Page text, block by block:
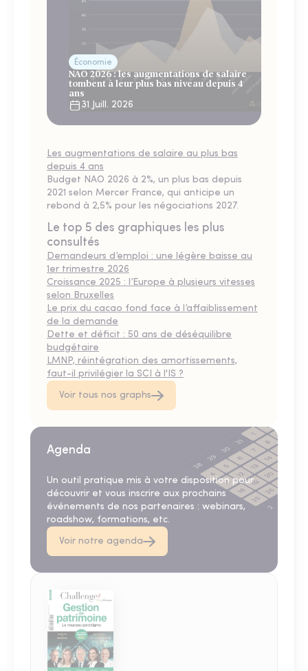
Économie
NAO 2026 : les augmentations de salaire
tombent à leur plus bas niveau depuis 4
ans
31 Juill. 2026
Les augmentations de salaire au plus bas
depuis 4 ans
Budget NAO 2026 à 2%, un plus bas depuis
2021 selon Mercer France, qui anticipe un
rebond à 2,5% pour les négociations 2027.
Le top 5 des graphiques les plus
consultés
Demandeurs d’emploi : une légère baisse au
1er trimestre 2026
Croissance 2025 : l’Europe à plusieurs vitesses
selon Bruxelles
Le prix du cacao fond face à l’affaiblissement
de la demande
Dette et déficit : 50 ans de déséquilibre
budgétaire
LMNP, réintégration des amortissements,
faut-il privilégier la SCI à l'IS ?
Voir tous nos graphs
Agenda
Un outil pratique mis à votre disposition pour
découvrir et vous inscrire aux prochains
événements de nos partenaires : webinars,
roadshow, formations, etc.
Voir notre agenda